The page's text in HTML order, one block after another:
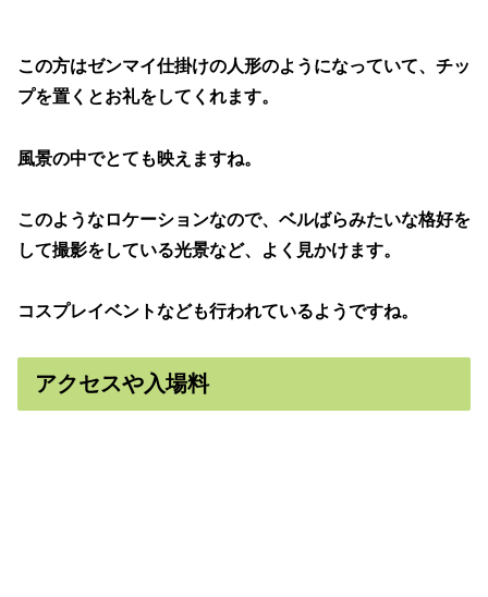
この方はゼンマイ仕掛けの人形のようになっていて、チッ
プを置くとお礼をしてくれます。
風景の中でとても映えますね。
このようなロケーションなので、ベルばらみたいな格好を
して撮影をしている光景など、よく見かけます。
コスプレイベントなども行われているようですね。
アクセスや入場料